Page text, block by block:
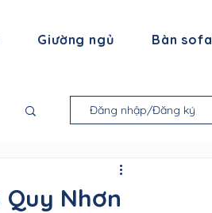
Giường ngủ Bàn sofa
Đăng nhập/Đăng ký
Nhơn